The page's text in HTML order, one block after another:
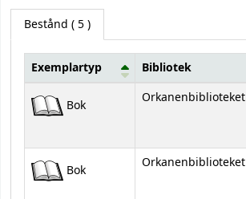
Bestånd ( 5 )
Exemplartyp Bibliotek
Bok Orkanenbiblioteket
Bok Orkanenbiblioteket